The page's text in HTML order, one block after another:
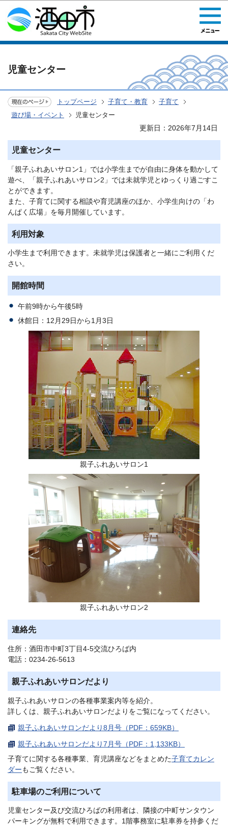
このページの本文へ移動
児童センター
トップページ 子育て・教育
子育て
遊び場・イベント
児童センター
更新日：2026年7月14日
児童センター
「親子ふれあいサロン1」では小学生までが自由に身体を動かして
遊べ、「親子ふれあいサロン2」では未就学児とゆっくり過ごすこ
とができます。
また、子育てに関する相談や育児講座のほか、小学生向けの「わ
んぱく広場」を毎月開催しています。
利用対象
小学生まで利用できます。未就学児は保護者と一緒にご利用くだ
さい。
開館時間
午前9時から午後5時
休館日：12月29日から1月3日
親子ふれあいサロン1
親子ふれあいサロン2
連絡先
住所：酒田市中町3丁目4-5交流ひろば内
電話：0234-26-5613
親子ふれあいサロンだより
親子ふれあいサロンの各種事業案内等を紹介。
詳しくは、親子ふれあいサロンだよりをご覧になってください。
親子ふれあいサロンだより8月号（PDF：659KB）
親子ふれあいサロンだより7月号（PDF：1,133KB）
子育てに関する各種事業、育児講座などをまとめた子育てカレン
ダーもご覧ください。
駐車場のご利用について
児童センター及び交流ひろばの利用者は、隣接の中町サンタウン
パーキングが無料で利用できます。1階事務室に駐車券を持参くだ